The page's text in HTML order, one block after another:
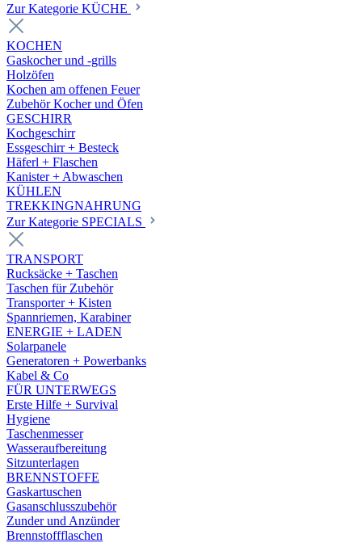
Zur Kategorie KÜCHE
KOCHEN
Gaskocher und -grills
Holzöfen
Kochen am offenen Feuer
Zubehör Kocher und Öfen
GESCHIRR
Kochgeschirr
Essgeschirr + Besteck
Häferl + Flaschen
Kanister + Abwaschen
KÜHLEN
TREKKINGNAHRUNG
Zur Kategorie SPECIALS
TRANSPORT
Rucksäcke + Taschen
Taschen für Zubehör
Transporter + Kisten
Spannriemen, Karabiner
ENERGIE + LADEN
Solarpanele
Generatoren + Powerbanks
Kabel & Co
FÜR UNTERWEGS
Erste Hilfe + Survival
Hygiene
Taschenmesser
Wasseraufbereitung
Sitzunterlagen
BRENNSTOFFE
Gaskartuschen
Gasanschlusszubehör
Zunder und Anzünder
Brennstoffflaschen